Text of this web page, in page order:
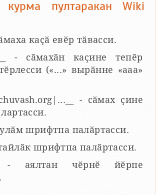
пултаракан Wiki
каҫӑ евӗр тӑвасси.
- сӑмахӑн каҫине тепӗр
(«...» вырӑнне «ааа»
chuvash.org|...__ - сӑмах ҫине
шрифтпа палӑртасси.
шрифтпа палӑртасси.
- аялтан чӗрнӗ йӗрпе